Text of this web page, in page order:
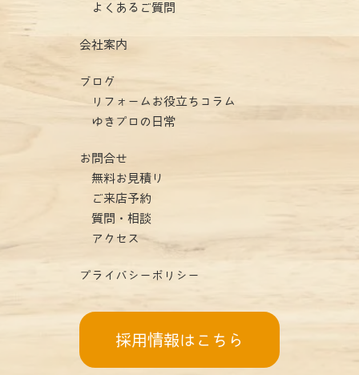
よくあるご質問
会社案内
ブログ
リフォームお役立ちコラム
ゆきプロの日常
お問合せ
無料お見積り
ご来店予約
質問・相談
アクセス
プライバシーポリシー
採用情報はこちら